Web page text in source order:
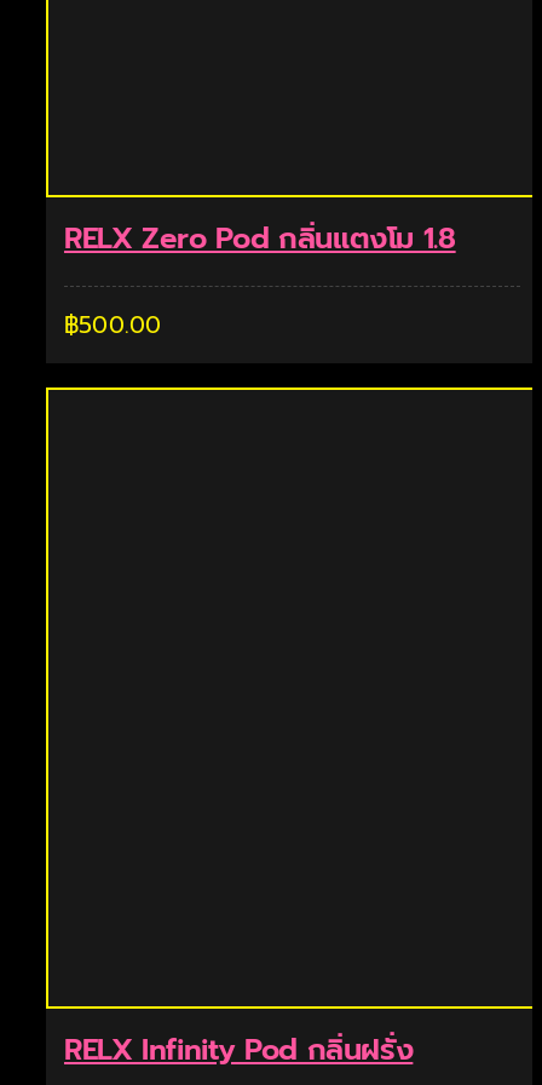
RELX Zero Pod กลิ่นแตงโม 1.8
฿500.00
RELX Infinity Pod กลิ่นฝรั่ง